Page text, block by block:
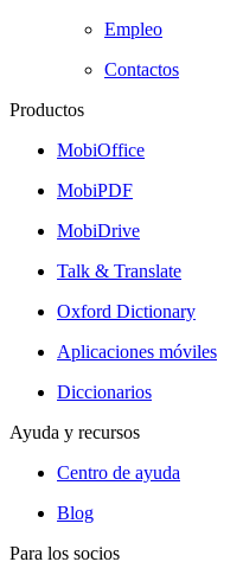
Empleo
Contactos
Productos
MobiOffice
MobiPDF
MobiDrive
Talk & Translate
Oxford Dictionary
Aplicaciones móviles
Diccionarios
Ayuda y recursos
Centro de ayuda
Blog
Para los socios